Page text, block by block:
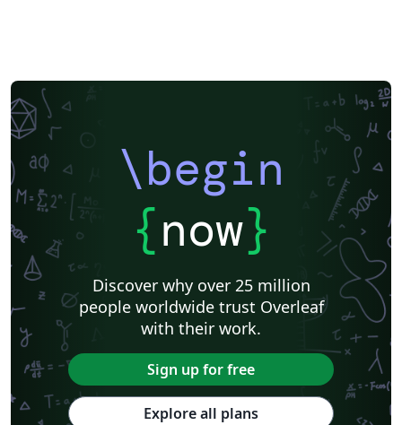
\begin
{now}
Discover why over 25 million
people worldwide trust Overleaf
with their work.
Sign up for free
Explore all plans